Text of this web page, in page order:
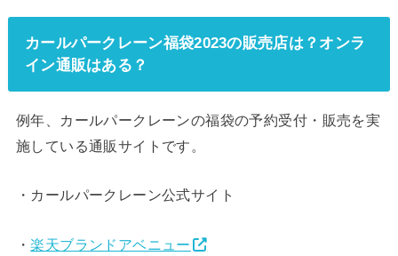
カールパークレーン福袋2023の販売店は？オンラ
イン通販はある？
例年、カールパークレーンの福袋の予約受付・販売を実
施している通販サイトです。
・カールパークレーン公式サイト
・楽天ブランドアベニュー